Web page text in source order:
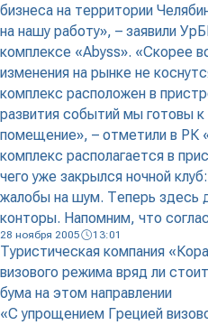
бизнеса на территории
на нашу работу», – заявили
комплексе «Abyss». «Скорее
изменения на рынке не
комплекс расположен в
развития событий мы готовы к
помещение», – отметили в РК
комплекс располагается в
чего уже закрылся ночной
жалобы на шум. Теперь здесь
конторы. Напомним, что
28 ноября 2005 13:01
Туристическая компания
визового режима вряд ли
бума на этом направлении
«С упрощением Грецией